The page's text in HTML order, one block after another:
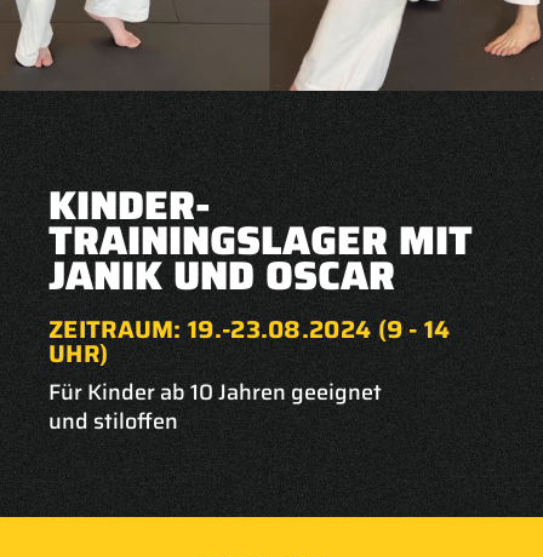
KINDER-
TRAININGSLAGER MIT
JANIK UND OSCAR
ZEITRAUM: 19.-23.08.2024 (9 - 14
UHR)
Für Kinder ab 10 Jahren geeignet
und stiloffen